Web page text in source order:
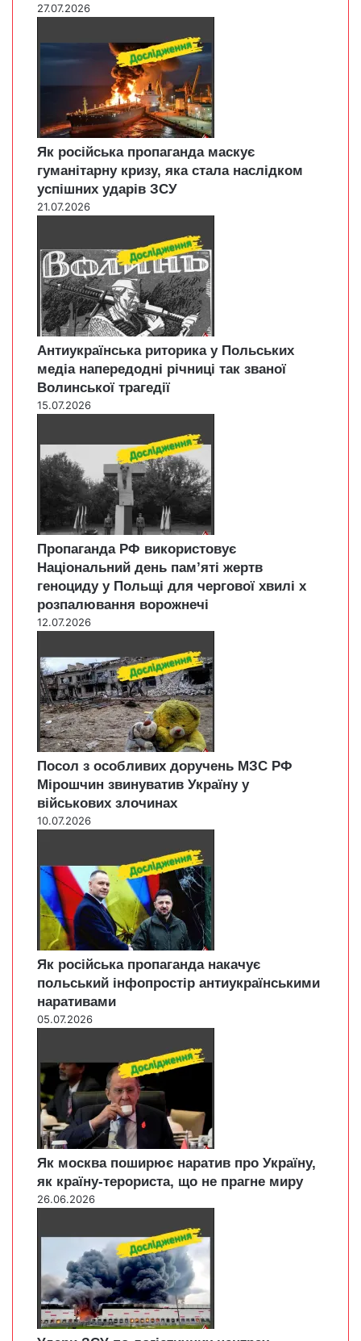
27.07.2026
Як російська пропаганда маскує
гуманітарну кризу, яка стала наслідком
успішних ударів ЗСУ
21.07.2026
Антиукраїнська риторика у Польських
медіа напередодні річниці так званої
Волинської трагедії
15.07.2026
Пропаганда РФ використовує
Національний день пам’яті жертв
геноциду у Польщі для чергової хвилі х
розпалювання ворожнечі
12.07.2026
Посол з особливих доручень МЗС РФ
Мірошчин звинуватив Україну у
військових злочинах
10.07.2026
Як російська пропаганда накачує
польський інфопростір антиукраїнськими
наративами
05.07.2026
Як москва поширює наратив про Україну,
як країну-терориста, що не прагне миру
26.06.2026